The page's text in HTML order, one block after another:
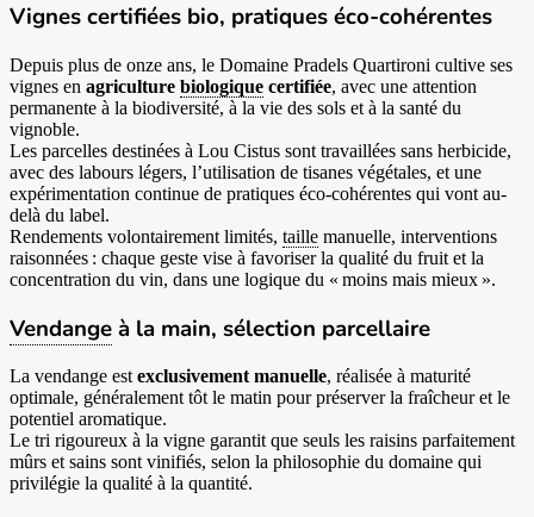
Vignes certifiées bio, pratiques éco-cohérentes
Depuis plus de onze ans, le Domaine Pradels Quartironi cultive ses
vignes en agriculture biologique certifiée, avec une attention
permanente à la biodiversité, à la vie des sols et à la santé du
vignoble.
Les parcelles destinées à Lou Cistus sont travaillées sans herbicide,
avec des labours légers, l’utilisation de tisanes végétales, et une
expérimentation continue de pratiques éco-cohérentes qui vont au-
delà du label.
Rendements volontairement limités, taille manuelle, interventions
raisonnées : chaque geste vise à favoriser la qualité du fruit et la
concentration du vin, dans une logique du « moins mais mieux ».
Vendangeà la main, sélection parcellaire
La vendange est exclusivement manuelle, réalisée à maturité
optimale, généralement tôt le matin pour préserver la fraîcheur et le
potentiel aromatique.
Le tri rigoureux à la vigne garantit que seuls les raisins parfaitement
mûrs et sains sont vinifiés, selon la philosophie du domaine qui
privilégie la qualité à la quantité.